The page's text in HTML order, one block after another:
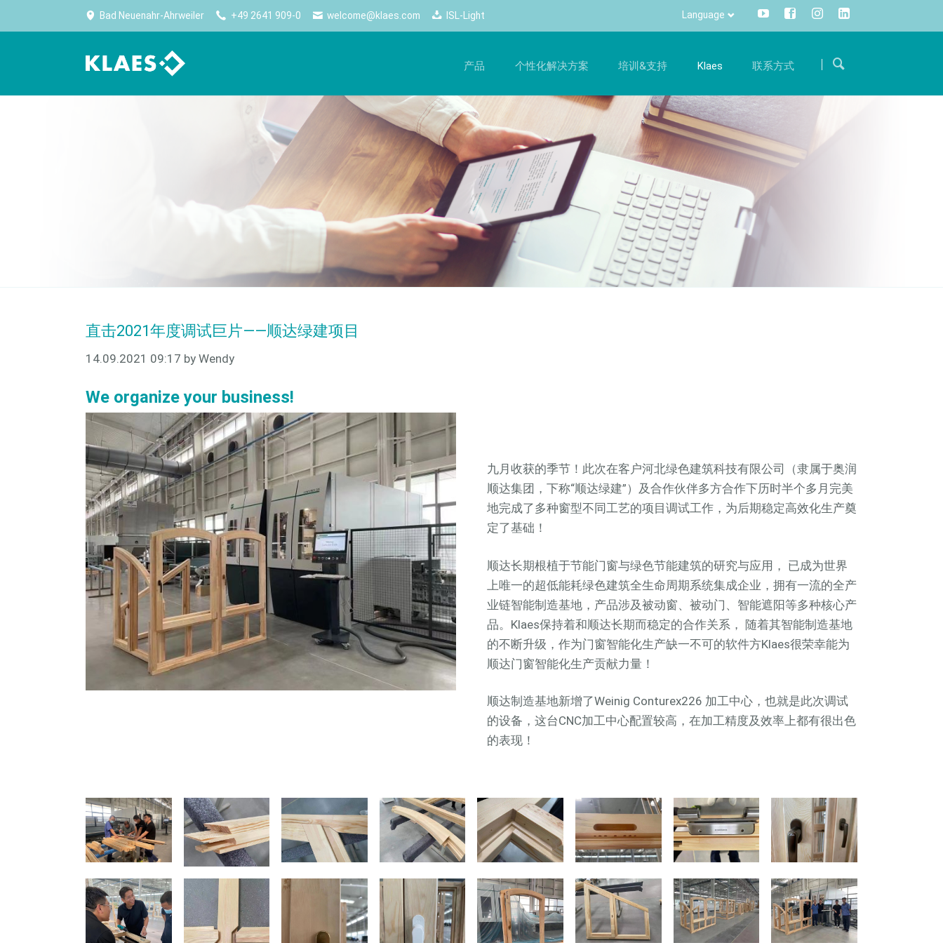
Bad Neuenahr-Ahrweiler +49 2641 909-0 welcome@klaes.com ISL-Light Language
navigation
产品
适合门窗制造专家的全方位解决方案
Klaes professional
实现自动化生产、适合各类门窗制造
Klaes trade
经销商门窗设计软件解决方案
阳光房、幕墙软件解决方案
个性化解决方案
生产管理
优化工作流程，提升生产质量
设备控制
卷帘配置器
门板配置
门设计师
CAM 2D
使用网络解决方案，尽享自由体验
网络商店
经销商端口
商务云
网页跟踪
经销商云服务
沟通
一键便可获取所有信息，灵活，全面
信息管理
CRM
DMS
培训&支持
手册
软件升级服务
硬件准备
Klaes
Klaes——门窗、幕墙、阳光房行业内，全球最大的
最新动态
随时掌握最新动态 ——Klaes的所有新闻和重要活动
一目了然。
电子期刊
Logos
成为我们国际团队的一员，用您的专业知识支持我
们。
招聘
联系方式
国际
热线电话
联系方式
直击2021年度调试巨片——顺达绿建项目
14.09.2021 09:17 by Wendy
We organize your business!
九月收获的季节！此次在客户河北绿色建筑科技有限公司（隶属于奥润
顺达集团，下称“顺达绿建”）及合作伙伴多方合作下历时半个多月完美
地完成了多种窗型不同工艺的项目调试工作，为后期稳定高效化生产奠
定了基础！
顺达长期根植于节能门窗与绿色节能建筑的研究与应用， 已成为世界
上唯一的超低能耗绿色建筑全生命周期系统集成企业，拥有一流的全产
业链智能制造基地，产品涉及被动窗、被动门、智能遮阳等多种核心产
品。Klaes保持着和顺达长期而稳定的合作关系， 随着其智能制造基地
的不断升级，作为门窗智能化生产缺一不可的软件方Klaes很荣幸能为
顺达门窗智能化生产贡献力量！
顺达制造基地新增了Weinig Conturex226 加工中心，也就是此次调试
的设备，这台CNC加工中心配置较高，在加工精度及效率上都有很出色
的表现！